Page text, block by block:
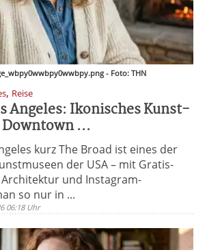
- Foto: THN
, Reise
Angeles: Ikonisches Kunst-
...
kurz The Broad ist eines der
der USA – mit Gratis-
und Instagram-
so nur in ...
06:18 Uhr